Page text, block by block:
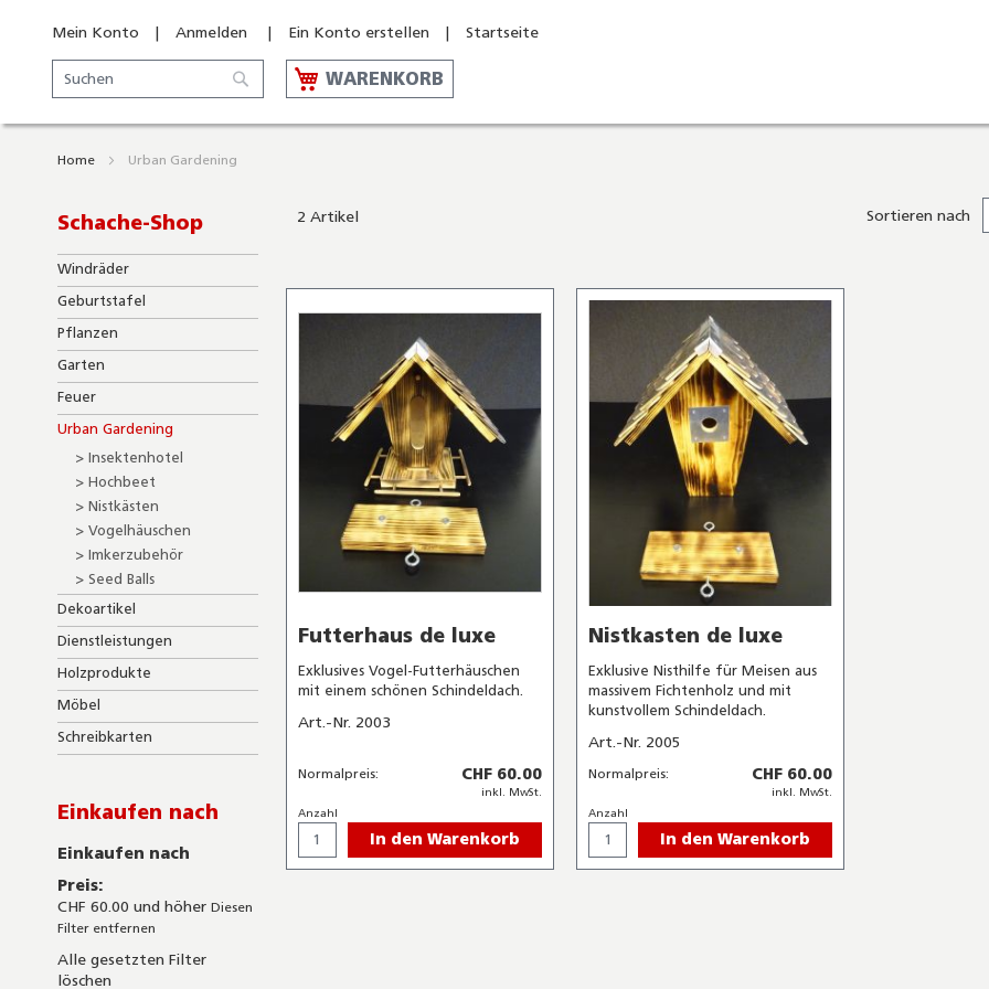
Mein Konto Anmelden Ein Konto erstellen
Startseite
Suche
Suche
WARENKORB
Home Urban Gardening
2 Artikel Sortieren nach
Futterhaus de luxe
Exklusives Vogel-Futterhäuschen
mit einem schönen Schindeldach.
Art.-Nr. 2003
Normalpreis: CHF 60.00
inkl. MwSt.
Anzahl
In den Warenkorb
Nistkasten de luxe
Exklusive Nisthilfe für Meisen aus
massivem Fichtenholz und mit
kunstvollem Schindeldach.
Art.-Nr. 2005
Normalpreis: CHF 60.00
inkl. MwSt.
Anzahl
In den Warenkorb
Schache-Shop
Windräder
Geburtstafel
Pflanzen
Garten
Feuer
Urban Gardening
Insektenhotel
Hochbeet
Nistkästen
Vogelhäuschen
Imkerzubehör
Seed Balls
Dekoartikel
Dienstleistungen
Holzprodukte
Möbel
Schreibkarten
Einkaufen nach
Einkaufen nach
Preis
CHF 60.00 und höher Diesen
Filter entfernen
Alle gesetzten Filter
löschen